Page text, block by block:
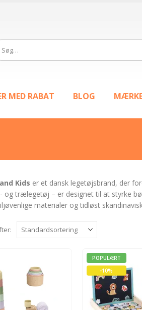
MED RABAT BLOG
Kids er et dansk legetøjsbrand, der
og trælegetøj – er designet til at styrke
materialer og tidløst
POPULÆRT
-10%